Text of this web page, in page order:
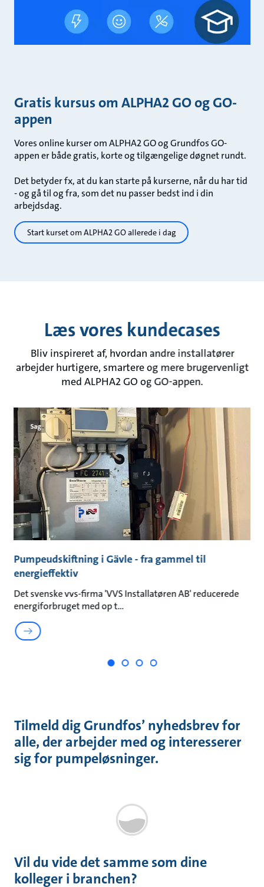
Gratis kursus om ALPHA2 GO og GO-
appen
Vores online kurser om ALPHA2 GO og Grundfos GO-
appen er både gratis, korte og tilgængelige døgnet rundt.
Det betyder fx, at du kan starte på kurserne, når du har tid
- og gå til og fra, som det nu passer bedst ind i din
arbejdsdag.
Start kurset om ALPHA2 GO allerede i dag
Læs vores kundecases
Bliv inspireret af, hvordan andre installatører
arbejder hurtigere, smartere og mere brugervenligt
med ALPHA2 GO og GO-appen.
Sag
Pumpeudskiftning i Gävle - fra gammel til
energieffektiv
Det svenske vvs-firma 'VVS Installatøren AB' reducerede
energiforbruget med op t
Tilmeld dig Grundfos’ nyhedsbrev for
alle, der arbejder med og interesserer
sig for pumpeløsninger.
Vil du vide det samme som dine
kolleger i branchen?